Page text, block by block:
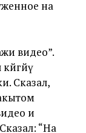
на
видео”.
Сказал,
и
“На